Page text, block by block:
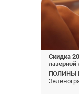
Скидка
лазерной
ПОЛИНЫ